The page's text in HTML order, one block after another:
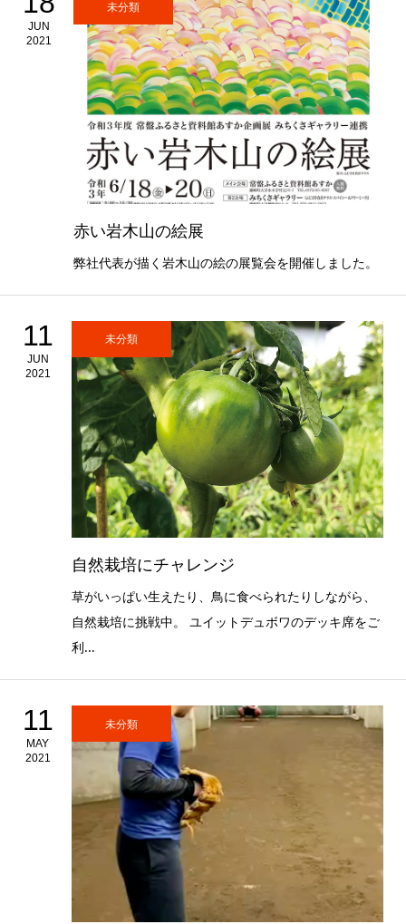
JUN
2021
未分類
赤い岩木山の絵展
弊社代表が描く岩木山の絵の展覧会を開催しました。
11
JUN
2021
未分類
自然栽培にチャレンジ
草がいっぱい生えたり、鳥に食べられたりしながら、
自然栽培に挑戦中。 ユイットデュボワのデッキ席をご
利...
11
MAY
2021
未分類